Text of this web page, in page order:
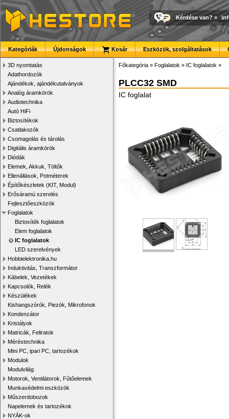
Kérdése van? »
Kategóriák Újdonságok Kosár Eszközök, szolgáltatások
3D nyomtatás
Adathordozók
Ajándékok, ajándékutalványok
Analóg áramkörök
Audiotechnika
Autó HiFi
Biztosítékok
Csatlakozók
Csomagolás és tárolás
Digitális áramkörök
Diódák
Elemek, Akkuk, Töltők
Ellenállások, Potméterek
Építőkészletek (KIT, Modul)
Erősáramú szerelés
Fejlesztőeszközök
Foglalatok
Biztosíték foglalatok
Elem foglalatok
IC foglalatok
LED szerelvények
Hobbielektronika.hu
Induktivitás, Transzformátor
Kábelek, Vezetékek
Kapcsolók, Relék
Készülékek
Kishangszórók, Piezók, Mikrofonok
Kondenzátor
Kristályok
Matricák, Feliratok
Méréstechnika
Mini PC, ipari PC, tartozékok
Modulok
Modulvilág
Motorok, Ventilátorok, Fűtőelemek
Munkavédelmi eszközök
Műszerdobozok
Napelemek és tartozékok
NYÁK-ok
Főkategória » Foglalatok » IC foglalatok »
PLCC32 SMD
IC foglalat